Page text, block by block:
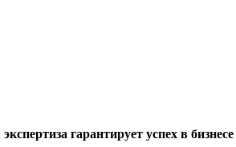
гарантирует успех в бизнесе